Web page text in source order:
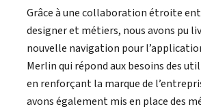
Grâce à une collaboration étroite
designer et métiers, nous avons pu
nouvelle navigation pour
Merlin qui répond aux besoins des
en renforçant la marque de
avons également mis en place des